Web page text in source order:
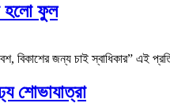
হলো ফুল
জন্য চাই স্বাধিকার” এই
শোভাযাত্রা